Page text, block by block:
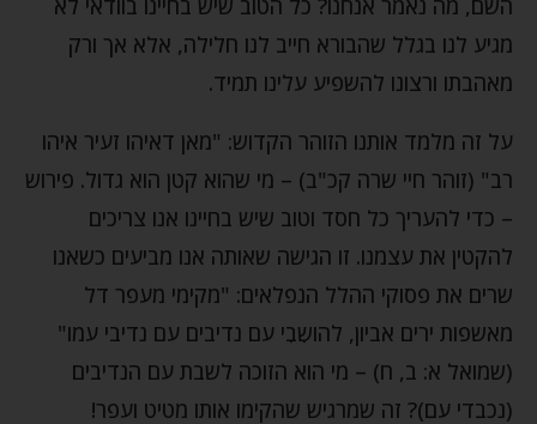
מגיע לנו בגלל שהבורא חייב לנו חלילה, אלא אך ורק
מאהבתו ורצונו להשפיע עלינו תמיד.
על זה מלמד אותנו הזוהר הקדוש: "מאן דאיהו זעיר איהו
רב" (זוהר חיי שרה קכ"ב) – מי שהוא קטן הוא גדול. פירוש
– כדי להעריך כל חסד וטוב שיש בחיינו אנו צריכים
להקטין את עצמנו. זו הגישה שאותה אנו מביעים כשאנו
שרים את פסוקי ההלל הנפלאים: "מקימי מעפר דל
מאשפות ירים אביון, להושִבִי עם נדיבים עם נדיבי עמו"
(שמואל א: ב, ח) – מי הוא הזוכה לשבת עם הנדיבים
(נכבדי עם)? זה שמרגיש שהקימו אותו מטיט ועפר!